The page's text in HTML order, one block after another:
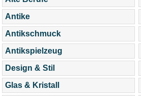
Antike
Antikschmuck
Antikspielzeug
Design & Stil
Glas & Kristall